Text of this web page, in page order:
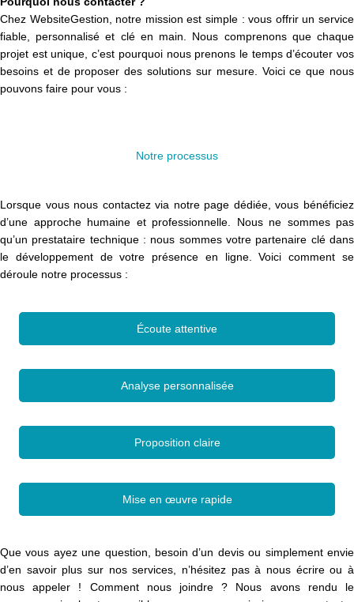
Chez WebsiteGestion, notre mission est simple : vous offrir un service
fiable, personnalisé et clé en main. Nous comprenons que chaque
projet est unique, c’est pourquoi nous prenons le temps d’écouter vos
besoins et de proposer des solutions sur mesure. Voici ce que nous
pouvons faire pour vous :
Notre processus
Lorsque vous nous contactez via notre page dédiée, vous bénéficiez
d’une approche humaine et professionnelle. Nous ne sommes pas
qu’un prestataire technique : nous sommes votre partenaire clé dans
le développement de votre présence en ligne. Voici comment se
déroule notre processus :
Écoute attentive
Analyse personnalisée
Proposition claire
Mise en œuvre rapide
Que vous ayez une question, besoin d’un devis ou simplement envie
d’en savoir plus sur nos services, n’hésitez pas à nous écrire ou à
nous appeler ! Comment nous joindre ? Nous avons rendu le